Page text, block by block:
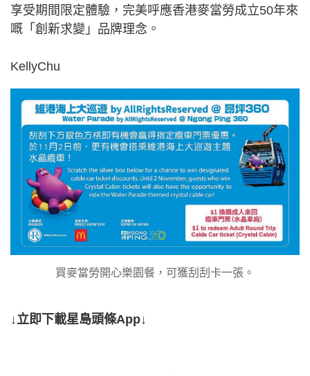
享受期間限定體驗，完美呼應香港麥當勞成立50年來
嘅「創新求變」品牌理念。
KellyChu
買麥當勞開心樂園餐，可獲刮刮卡一張。
↓立即下載星島頭條App↓